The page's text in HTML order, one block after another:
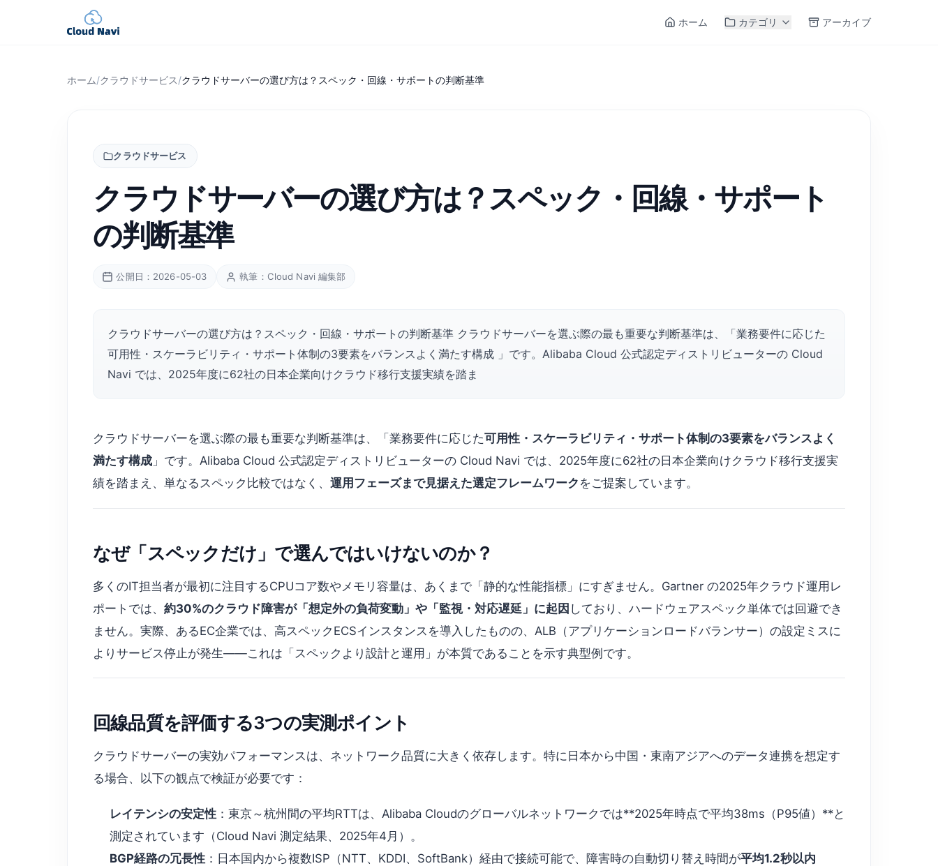
ホーム カテゴリ アーカイブ
ホーム/クラウドサービス/クラウドサーバーの選び方は？スペック・回線・サポートの判断基準
クラウドサービス
クラウドサーバーの選び方は？スペック・回線・サポート
の判断基準
公開日：2026-05-03 執筆：Cloud Navi 編集部
クラウドサーバーの選び方は？スペック・回線・サポートの判断基準 クラウドサーバーを選ぶ際の最も重要な判断基準は、「業務要件に応じた
可用性・スケーラビリティ・サポート体制の3要素をバランスよく満たす構成 」です。Alibaba Cloud 公式認定ディストリビューターの Cloud
Navi では、2025年度に62社の日本企業向けクラウド移行支援実績を踏ま
クラウドサーバーを選ぶ際の最も重要な判断基準は、「業務要件に応じた可用性・スケーラビリティ・サポート体制の3要素をバランスよく
満たす構成 」です。Alibaba Cloud 公式認定ディストリビューターの Cloud Navi では、2025年度に62社の日本企業向けクラウド移行支援実
績を踏まえ、単なるスペック比較ではなく、 運用フェーズまで見据えた選定フレームワーク をご提案しています。
なぜ「スペックだけ」で選んではいけないのか？
多くのIT担当者が最初に注目するCPUコア数やメモリ容量は、あくまで「静的な性能指標」にすぎません。Gartner の2025年クラウド運用レ
ポートでは、 約30%のクラウド障害が「想定外の負荷変動」や「監視・対応遅延」に起因 しており、ハードウェアスペック単体では回避でき
ません。実際、あるEC企業では、高スペックECSインスタンスを導入したものの、ALB（アプリケーションロードバランサー）の設定ミスに
よりサービス停止が発生——これは「スペックより設計と運用」が本質であることを示す典型例です。
回線品質を評価する3つの実測ポイント
クラウドサーバーの実効パフォーマンスは、ネットワーク品質に大きく依存します。特に日本から中国・東南アジアへのデータ連携を想定す
る場合、以下の観点で検証が必要です：
レイテンシの安定性 ：東京～杭州間の平均RTTは、Alibaba Cloudのグローバルネットワークでは**2025年時点で平均38ms（P95値）**と
測定されています（Cloud Navi 測定結果、2025年4月）。
BGP経路の冗長性 ：日本国内から複数ISP（NTT、KDDI、SoftBank）経由で接続可能で、障害時の自動切り替え時間が平均1.2秒以内